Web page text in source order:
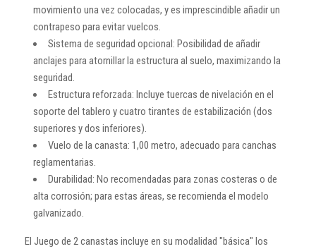
movimiento una vez colocadas, y es imprescindible añadir un
contrapeso para evitar vuelcos.
Sistema de seguridad opcional: Posibilidad de añadir
anclajes para atornillar la estructura al suelo, maximizando la
seguridad.
Estructura reforzada: Incluye tuercas de nivelación en el
soporte del tablero y cuatro tirantes de estabilización (dos
superiores y dos inferiores).
Vuelo de la canasta: 1,00 metro, adecuado para canchas
reglamentarias.
Durabilidad: No recomendadas para zonas costeras o de
alta corrosión; para estas áreas, se recomienda el modelo
galvanizado.
El Juego de 2 canastas incluye en su modalidad "básica" los